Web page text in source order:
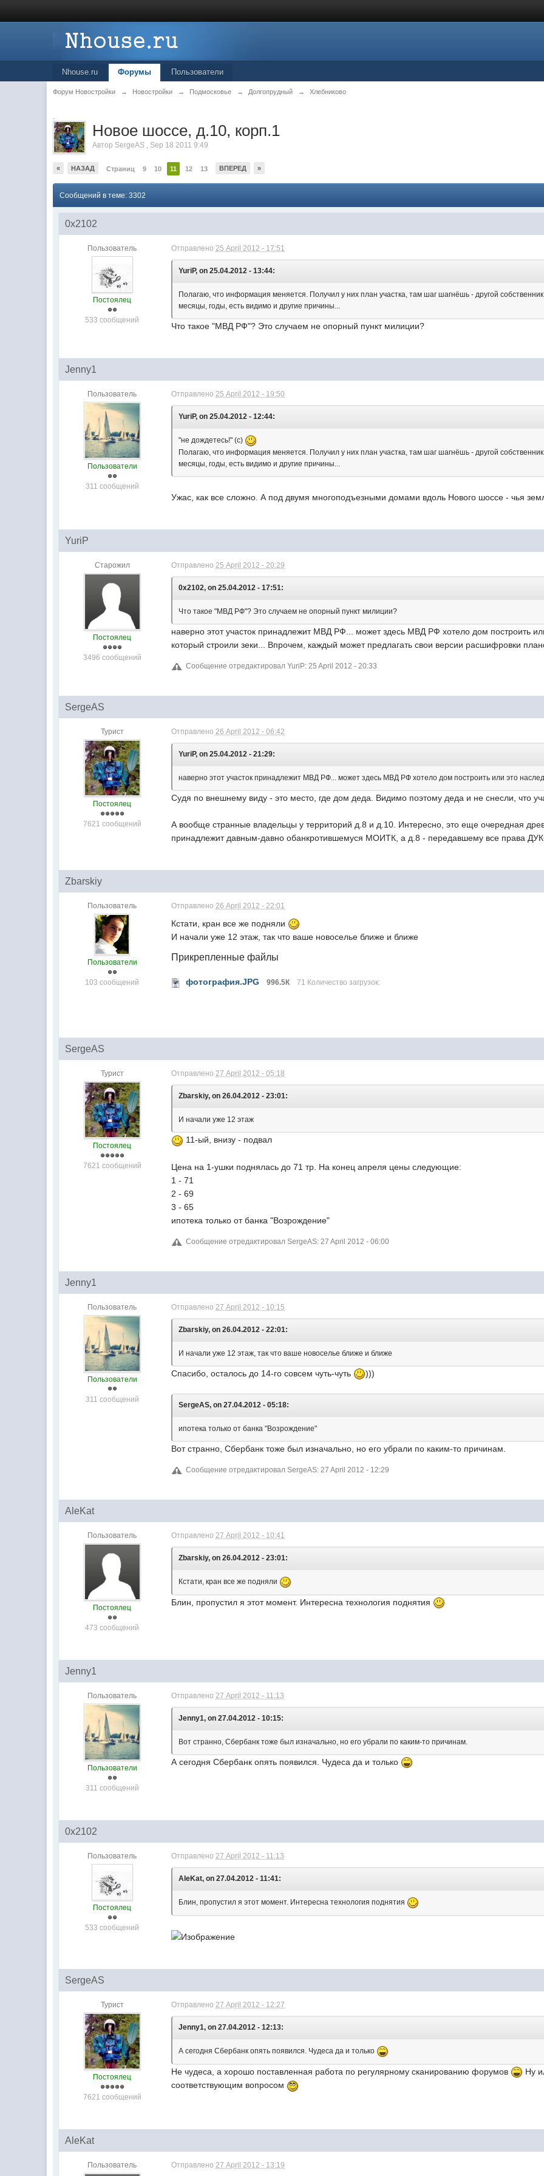
Nhouse.ru Форумы Пользователи
Форум Новостройки → Новостройки → Подмосковье → Долгопрудный → Хлебниково
.
Новое шоссе, д.10, корп.1
Автор SergeAS , Sep 18 2011 9:49
« НАЗАД Страниц 9 10 11 12 13 ВПЕРЕД »
Сообщений в теме: 3302
0x2102
Пользователь
Постоялец
533 сообщений
Отправлено25 April 2012 - 17:51
YuriP, on 25.04.2012 - 13:44:
Полагаю, что информация меняется. Получил у них план участка, там шаг шагнёшь - другой
месяцы, годы, есть видимо и другие причины...
Что такое "МВД РФ"? Это случаем не опорный пункт милиции?
Jenny1
Пользователь
Пользователи
311 сообщений
Отправлено25 April 2012 - 19:50
YuriP, on 25.04.2012 - 12:44:
"не дождетесь!" (с)
Полагаю, что информация меняется. Получил у них план участка, там шаг шагнёшь - другой
месяцы, годы, есть видимо и другие причины...
Ужас, как все сложно. А под двумя многоподъезными домами вдоль Нового шоссе - чья
YuriP
Старожил
Постоялец
3496 сообщений
Отправлено25 April 2012 - 20:29
0x2102, on 25.04.2012 - 17:51:
Что такое "МВД РФ"? Это случаем не опорный пункт милиции?
наверно этот участок принадлежит МВД РФ... может здесь МВД РФ хотело дом построить
который строили зеки... Впрочем, каждый может предлагать свои версии расшифровки
Сообщение отредактировал YuriP: 25 April 2012 - 20:33
SergeAS
Турист
Постоялец
7621 сообщений
Отправлено26 April 2012 - 06:42
YuriP, on 25.04.2012 - 21:29:
наверно этот участок принадлежит МВД РФ... может здесь МВД РФ хотело дом построить или это
Судя по внешнему виду - это место, где дом деда. Видимо поэтому деда и не снесли, что
А вообще странные владельцы у территорий д.8 и д.10. Интересно, это еще очередная
принадлежит давным-давно обанкротившемуся МОИТК, а д.8 - передавшему все права
Zbarskiy
Пользователь
Пользователи
103 сообщений
Отправлено26 April 2012 - 22:01
Кстати, кран все же подняли
И начали уже 12 этаж, так что ваше новоселье ближе и ближе
Прикрепленные файлы
фотография.JPG 996.5К 71 Количество загрузок:
SergeAS
Турист
Постоялец
7621 сообщений
Отправлено27 April 2012 - 05:18
Zbarskiy, on 26.04.2012 - 23:01:
И начали уже 12 этаж
11-ый, внизу - подвал
Цена на 1-ушки поднялась до 71 тр. На конец апреля цены следующие:
1 - 71
2 - 69
3 - 65
ипотека только от банка "Возрождение"
Сообщение отредактировал SergeAS: 27 April 2012 - 06:00
Jenny1
Пользователь
Пользователи
311 сообщений
Отправлено 27 April 2012 - 10:15
Zbarskiy, on 26.04.2012 - 22:01:
И начали уже 12 этаж, так что ваше новоселье ближе и ближе
Спасибо, осталось до 14-го совсем чуть-чуть )))
SergeAS, on 27.04.2012 - 05:18:
ипотека только от банка "Возрождение"
Вот странно, Сбербанк тоже был изначально, но его убрали по каким-то причинам.
Сообщение отредактировал SergeAS: 27 April 2012 - 12:29
AleKat
Пользователь
Постоялец
473 сообщений
Отправлено27 April 2012 - 10:41
Zbarskiy, on 26.04.2012 - 23:01:
Кстати, кран все же подняли
Блин, пропустил я этот момент. Интересна технология поднятия
Jenny1
Пользователь
Пользователи
311 сообщений
Отправлено27 April 2012 - 11:13
Jenny1, on 27.04.2012 - 10:15:
Вот странно, Сбербанк тоже был изначально, но его убрали по каким-то причинам.
А сегодня Сбербанк опять появился. Чудеса да и только
0x2102
Пользователь
Постоялец
533 сообщений
Отправлено27 April 2012 - 11:13
AleKat, on 27.04.2012 - 11:41:
Блин, пропустил я этот момент. Интересна технология поднятия
SergeAS
Турист
Постоялец
7621 сообщений
Отправлено27 April 2012 - 12:27
Jenny1, on 27.04.2012 - 12:13:
А сегодня Сбербанк опять появился. Чудеса да и только
Не чудеса, а хорошо поставленная работа по регулярному сканированию форумов
Ну
соответствующим вопросом
AleKat
Пользователь Отправлено27 April 2012 - 13:19